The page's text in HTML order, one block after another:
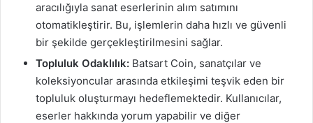
aracılığıyla sanat eserlerinin alım satımını
otomatikleştirir. Bu, işlemlerin daha hızlı ve güvenli
bir şekilde gerçekleştirilmesini sağlar.
Topluluk Odaklılık: Batsart Coin, sanatçılar ve
koleksiyoncular arasında etkileşimi teşvik eden bir
topluluk oluşturmayı hedeflemektedir. Kullanıcılar,
eserler hakkında yorum yapabilir ve diğer